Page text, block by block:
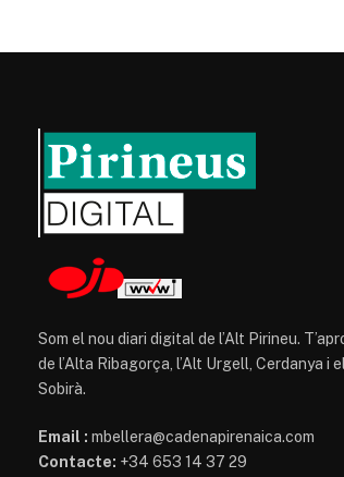
Som el nou diari digital de l’Alt Pirineu.
de l’Alta Ribagorça, l’Alt Urgell, Cerdanya i
Sobirà.
Email : mbellera@cadenapirenaica.com
Contacte: +34 653 14 37 29